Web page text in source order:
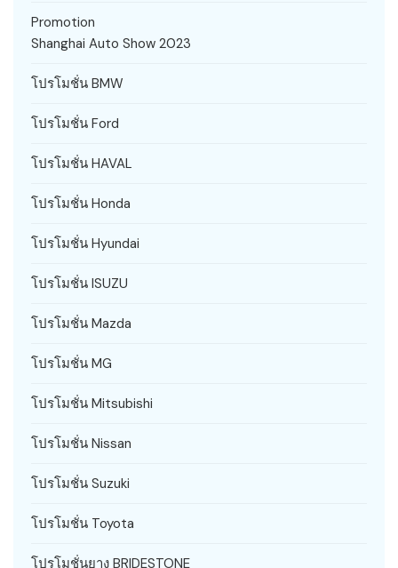
Promotion
Shanghai Auto Show 2023
โปรโมชั่น BMW
โปรโมชั่น Ford
โปรโมชั่น HAVAL
โปรโมชั่น Honda
โปรโมชั่น Hyundai
โปรโมชั่น ISUZU
โปรโมชั่น Mazda
โปรโมชั่น MG
โปรโมชั่น Mitsubishi
โปรโมชั่น Nissan
โปรโมชั่น Suzuki
โปรโมชั่น Toyota
โปรโมชั่นยาง BRIDESTONE